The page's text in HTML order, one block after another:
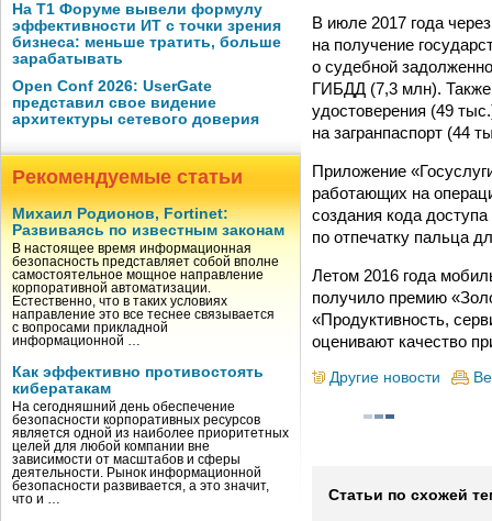
На Т1 Форуме вывели формулу
эффективности ИТ с точки зрения
бизнеса: меньше тратить, больше
зарабатывать
Open Conf 2026: UserGate
представил свое видение
архитектуры сетевого доверия
Рекомендуемые статьи
Михаил Родионов, Fortinet:
Развиваясь по известным законам
В настоящее время информационная
безопасность представляет собой вполне
самостоятельное мощное направление
корпоративной автоматизации.
Естественно, что в таких условиях
направление это все теснее связывается
с вопросами прикладной
информационной …
Как эффективно противостоять
кибератакам
На сегодняшний день обеспечение
безопасности корпоративных ресурсов
является одной из наиболее приоритетных
целей для любой компании вне
зависимости от масштабов и сферы
деятельности. Рынок информационной
безопасности развивается, а это значит,
что и …
В июле 2017 года
на получение
о судебной
ГИБДД (7,3 млн). Также
удостоверения (49
на загранпаспорт (44
Приложение
работающих на
создания кода
по отпечатку пальца
Летом 2016 года
получило премию
«Продуктивность,
оценивают качество
Другие новости
Статьи по схожей